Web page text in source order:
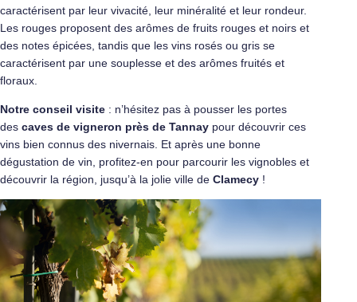
caractérisent par leur vivacité, leur minéralité et leur rondeur.
Les rouges proposent des arômes de fruits rouges et noirs et
des notes épicées, tandis que les vins rosés ou gris se
caractérisent par une souplesse et des arômes fruités et
floraux.
Notre conseil visite : n’hésitez pas à pousser les portes
des caves de vigneron près de Tannay pour découvrir ces
vins bien connus des nivernais. Et après une bonne
dégustation de vin, profitez-en pour parcourir les vignobles et
découvrir la région, jusqu’à la jolie ville de Clamecy !